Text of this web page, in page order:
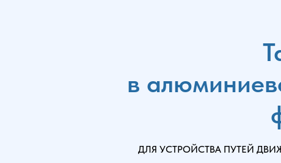
в
ДЛЯ УСТРОЙСТВА ПУТЕЙ